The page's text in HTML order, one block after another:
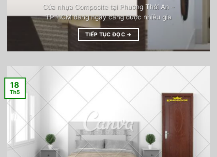
Cửa nhựa Composite tại Phường Thới An –
TP.HCM đang ngày càng được nhiều gia
TIẾP TỤC ĐỌC →
18
Th5